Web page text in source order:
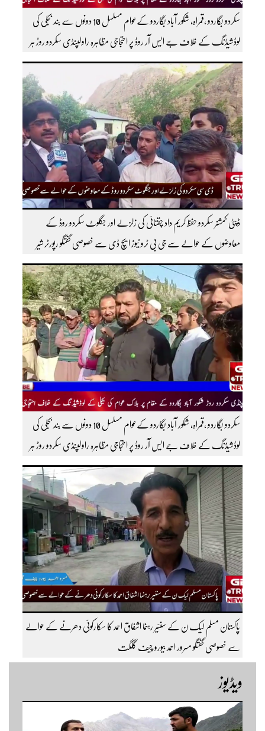
سکردو بگاردو ،قمراہ، شکور آباد بگاردو کےعوام مسلسل 10 دونوں سے بند بجلی کی
لوڈشیڈنگ کے خلاف جے ایس آر روڈ پر احتجاجی مظاہرہ راولپنڈی سکردو روڑ ہر
قسم کی ٹریفک کے لئے بند۔۔ مزید اپڈیٹس کے لیے ہمارے یوٹیوب چینل کو
سبسکرائب کریں
ڈپٹی کمشنر سکردو حفظ کریم داد چقتائی کی زلزلے اور جگلوٹ سکردو روڈ کے
معاوضوں کے حوالے سے جی بی ٹرو نیوز ایچ ڈی سے خصوصی گفتگو رپورٹر شیر
افضل روندو
سکردو بگاردو ،قمراہ، شکور آباد بگاردو کےعوام مسلسل 10 دونوں سے بند بجلی کی
لوڈشیڈنگ کے خلاف جے ایس آر روڈ پر احتجاجی مظاہرہ راولپنڈی سکردو روڑ ہر
قسم کی ٹریفک کے لئے بند۔۔ مزید اپڈیٹس کے لیے ہمارے یوٹیوب چینل کو
سبسکرائب کریں
پاکستان مسلم لیک ن کے سنئیر رہنما اشفاق احمد کا سکارکوئی دھرنے کے حوالے
سے خصوصی گفتگو مسرور احمد بیورو چیف گلگت
ویڈیوز